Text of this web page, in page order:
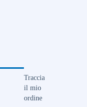
Traccia
il mio
ordine